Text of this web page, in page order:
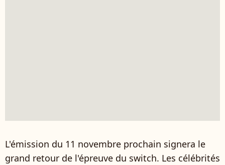
L'émission du 11 novembre prochain signera le
grand retour de l'épreuve du switch. Les célébrités